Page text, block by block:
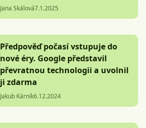
Jana Skálová7.1.2025
Předpověď počasí vstupuje do
nové éry. Google představil
převratnou technologii a uvolnil
ji zdarma
Jakub Kárník6.12.2024